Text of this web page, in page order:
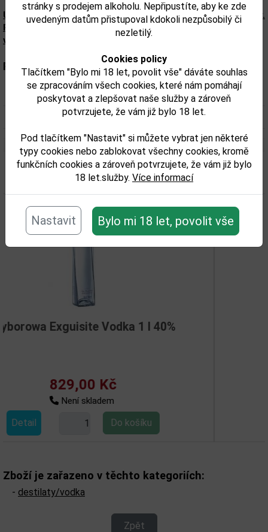
stránky s prodejem alkoholu. Nepřipustíte, aby ke zde
uvedeným datům přistupoval kdokoli nezpůsobilý či
nezletilý.
Cookies policy
Tlačítkem "Bylo mi 18 let, povolit vše" dáváte souhlas
se zpracováním všech cookies, které nám pomáhají
poskytovat a zlepšovat naše služby a zároveň
potvrzujete, že vám již bylo 18 let.
Pod tlačítkem "Nastavit" si můžete vybrat jen některé
typy cookies nebo zablokovat všechny cookies, kromě
funkčních cookies a zároveň potvrzujete, že vám již bylo
18 let.služby. Více informací
Nastavit Bylo mi 18 let, povolit vše
Upozorňujeme, že tento produkt může obsahovat alergeny.
Přesné složení a alergeny jsou k dispozici na obalu
výrobku. Zkontrolujte prosím před konzumací.
Parametry:
Obsah alkoholu obj. %: 37,5
Objem obalu (L):
Související zboží
1 l 40%
Zboží je zařazeno v těchto kategoriích:
- destilaty/vodka
Zpět